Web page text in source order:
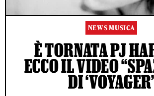
NEWS MUSICA
È TORNATA PJ
ECCO IL VIDEO
DI ‘VOYAGER’